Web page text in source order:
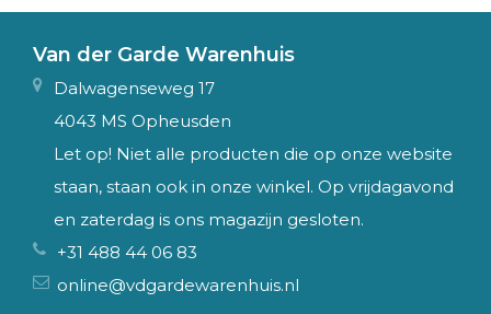
Van der Garde Warenhuis
Dalwagenseweg 17
4043 MS Opheusden
Let op! Niet alle producten die op onze website
staan, staan ook in onze winkel. Op vrijdagavond
en zaterdag is ons magazijn gesloten.
+31 488 44 06 83
online@vdgardewarenhuis.nl